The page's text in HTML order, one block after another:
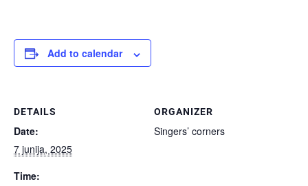
Add to calendar
DETAILS
Date:
7 junija, 2025
Time:
ORGANIZER
Singers’ corners